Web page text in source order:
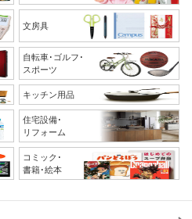
文房具
自転車･ゴルフ･
スポーツ
キッチン用品
住宅設備･
リフォーム
コミック･
書籍･絵本